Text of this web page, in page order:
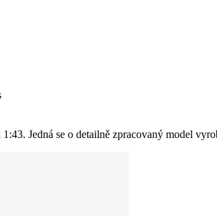
Jedná se o detailně zpracovaný model